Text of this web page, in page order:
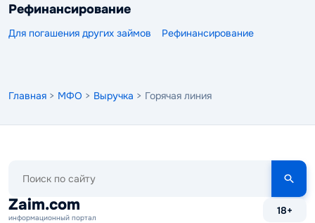
Рефинансирование
Для погашения других займов Рефинансирование
Главная > МФО > Выручка > Горячая линия
сайту
Zaim.com
информационный портал
18+